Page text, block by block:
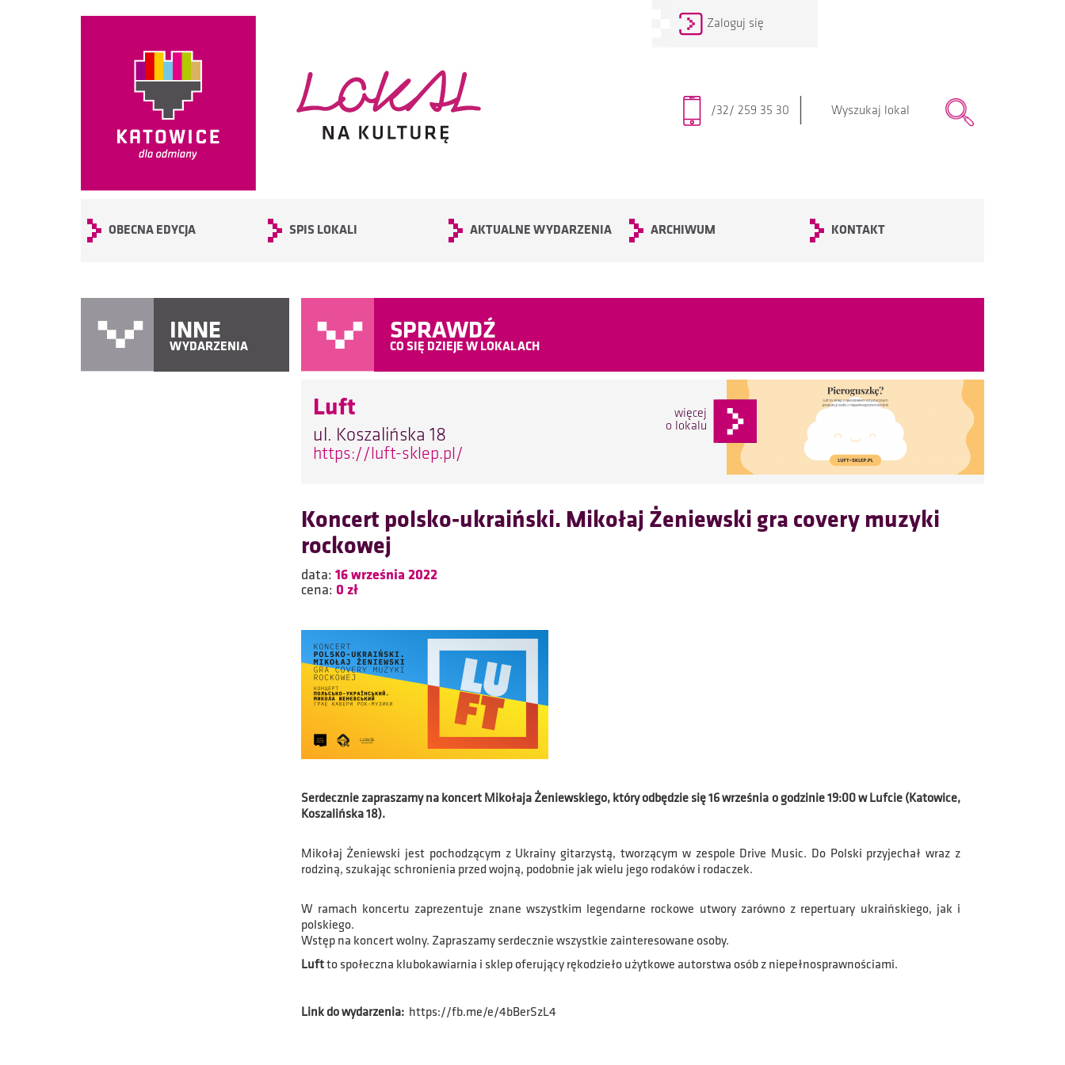
Zaloguj się
/32/ 259 35 30
OBECNA EDYCJA SPIS LOKALI AKTUALNE WYDARZENIA ARCHIWUM KONTAKT
INNE
WYDARZENIA
SPRAWDŹ
CO SIĘ DZIEJE W LOKALACH
Luft
ul. Koszalińska 18
https://luft-sklep.pl/
więcej
o lokalu
Koncert polsko-ukraiński. Mikołaj Żeniewski gra covery muzyki
rockowej
data: 16 września 2022
cena: 0 zł
Serdecznie zapraszamy na koncert Mikołaja Żeniewskiego, który odbędzie się 16 września o godzinie 19:00 w Lufcie (Katowice,
Koszalińska 18).
Mikołaj Żeniewski jest pochodzącym z Ukrainy gitarzystą, tworzącym w zespole Drive Music. Do Polski przyjechał wraz z
rodziną, szukając schronienia przed wojną, podobnie jak wielu jego rodaków i rodaczek.
W ramach koncertu zaprezentuje znane wszystkim legendarne rockowe utwory zarówno z repertuary ukraińskiego, jak i
polskiego.
Wstęp na koncert wolny. Zapraszamy serdecznie wszystkie zainteresowane osoby.
Luftto społeczna klubokawiarnia i sklep oferujący rękodzieło użytkowe autorstwa osób z niepełnosprawnościami.
Link do wydarzenia:https://fb.me/e/4bBerSzL4